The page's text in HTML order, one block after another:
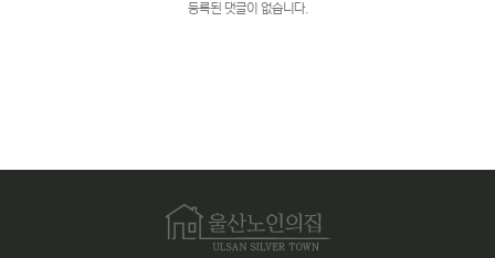
등록된 댓글이 없습니다.